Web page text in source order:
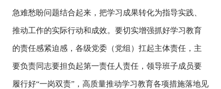
急难愁盼问题结合起来，把学习成果转化为指导实践、
推动工作的实际行动和成效。要切实增强抓好学习教育
的责任感紧迫感，各级党委（党组）扛起主体责任，主
要负责同志要担负起第一责任人责任，领导班子成员要
履行好“一岗双责”，高质量推动学习教育各项措施落地见